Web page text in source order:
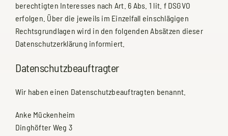
berechtigten Interesses nach Art. 6 Abs. 1 lit. f DSGVO
erfolgen. Über die jeweils im Einzelfall einschlägigen
Rechtsgrundlagen wird in den folgenden Absätzen dieser
Datenschutzerklärung informiert.
Datenschutz­beauftragter
Wir haben einen Datenschutzbeauftragten benannt.
Anke Mückenheim
Dinghöfter Weg 3